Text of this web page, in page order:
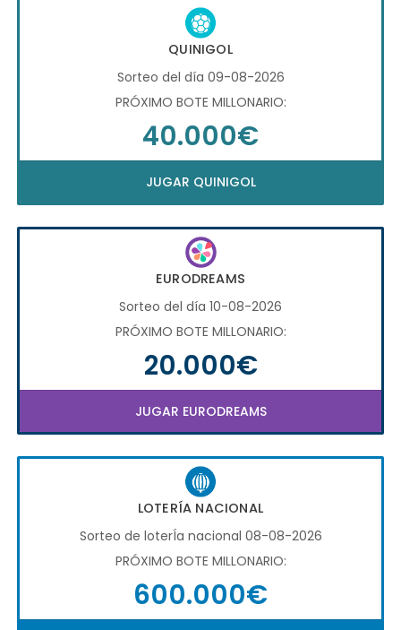
QUINIGOL
Sorteo del día 09-08-2026
PRÓXIMO BOTE MILLONARIO:
40.000€
JUGAR QUINIGOL
EURODREAMS
Sorteo del día 10-08-2026
PRÓXIMO BOTE MILLONARIO:
20.000€
JUGAR EURODREAMS
LOTERÍA NACIONAL
Sorteo de loterÍa nacional 08-08-2026
PRÓXIMO BOTE MILLONARIO:
600.000€